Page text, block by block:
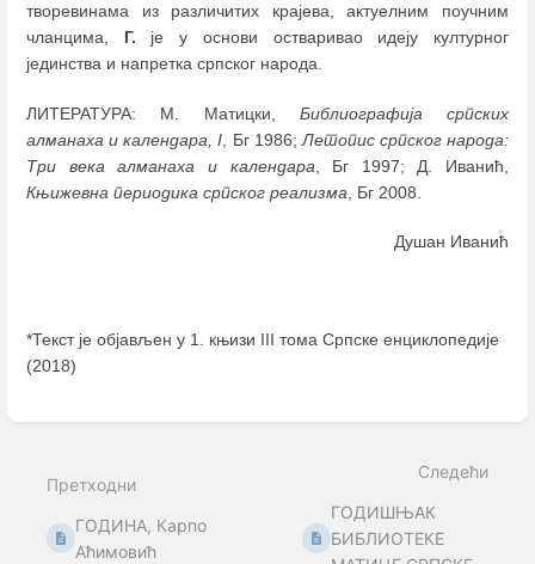
творевинама из различитих крајева, актуелним поучним
чланцима, Г. је у основи остваривао идеју културног
јединства и напретка српског народа.
ЛИТЕРАТУРА: М. Матицки, Библиографија српских
алманаха и календара, I , Бг 1986; Летопис српског народа:
Три века алманаха и календара , Бг 1997; Д. Иванић,
Књижевна периодика српског реализма , Бг 2008.
Душан Иванић
*Текст је објављен у 1. књизи III тома Српске енциклопедије
(2018)
mode
Претходни
ГОДИНА, Карпо
Аћимовић
Следећи
ГОДИШЊАК
БИБЛИОТЕКЕ